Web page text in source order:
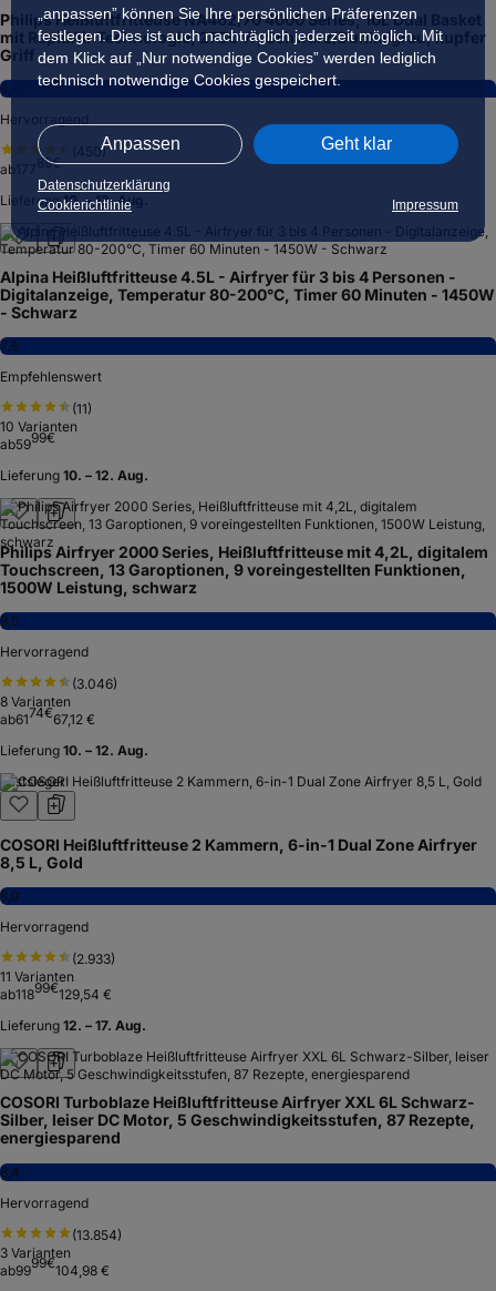
„anpassen” können Sie Ihre persönlichen Präferenzen
festlegen. Dies ist auch nachträglich jederzeit möglich. Mit
dem Klick auf „Nur notwendige Cookies” werden lediglich
technisch notwendige Cookies gespeichert.
Anpassen Geht klar
Datenschutzerklärung
Cookierichtlinie
Impressum
Philips Heißluftfritteuse NA462/70 4000 Series, 10L Dual Basket
mit RapidAir Technologie, 2750 W, Schwarz/Dunkelgrau, kupfer
Griff
8,4
Hervorragend
450)
ab
89€
Lieferung 10. – 12. Aug.
Alpina Heißluftfritteuse 4.5L - Airfryer für 3 bis 4 Personen -
Digitalanzeige, Temperatur 80-200°C, Timer 60 Minuten - 1450W
- Schwarz
7,8
Empfehlenswert
(11)
10 Varianten
ab5999€
Lieferung 10. – 12. Aug.
Philips Airfryer 2000 Series, Heißluftfritteuse mit 4,2L, digitalem
Touchscreen, 13 Garoptionen, 9 voreingestellten Funktionen,
1500W Leistung, schwarz
8,5
Hervorragend
(3.046)
8 Varianten
ab6174€67,12 €
Lieferung 10. – 12. Aug.
Testsieger
COSORI Heißluftfritteuse 2 Kammern, 6-in-1 Dual Zone Airfryer
8,5 L, Gold
8,0
Hervorragend
(2.933)
11 Varianten
ab11899€129,54 €
Lieferung 12. – 17. Aug.
COSORI Turboblaze Heißluftfritteuse Airfryer XXL 6L Schwarz-
Silber, leiser DC Motor, 5 Geschwindigkeitsstufen, 87 Rezepte,
energiesparend
8,4
Hervorragend
(13.854)
3 Varianten
ab9999€104,98 €